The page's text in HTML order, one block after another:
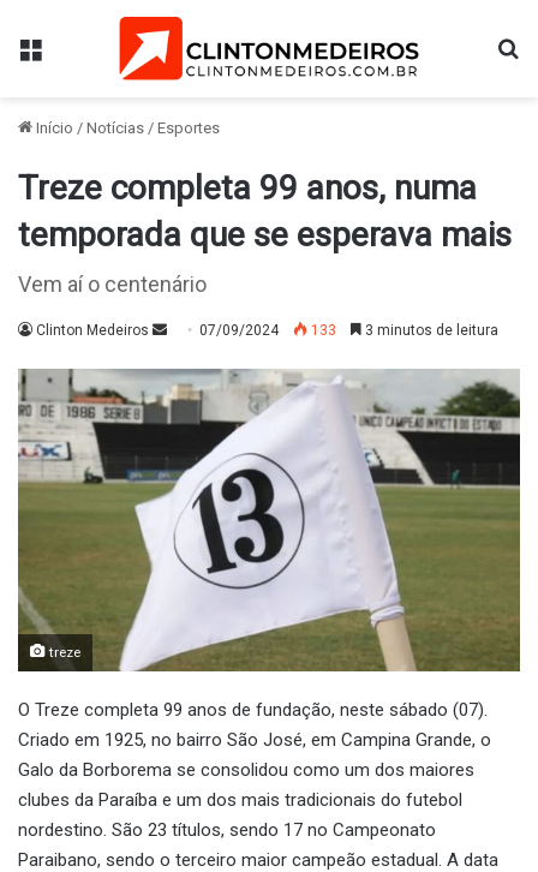
Menu
Início / Notícias / Esportes
Treze completa 99 anos, numa
temporada que se esperava mais
Vem aí o centenário
Clinton Medeiros
Mande
e-
07/09/2024 133 3 minutos de leitura
treze
O Treze completa 99 anos de fundação, neste sábado (07).
Criado em 1925, no bairro São José, em Campina Grande, o
Galo da Borborema se consolidou como um dos maiores
clubes da Paraíba e um dos mais tradicionais do futebol
nordestino. São 23 títulos, sendo 17 no Campeonato
Paraibano, sendo o terceiro maior campeão estadual. A data